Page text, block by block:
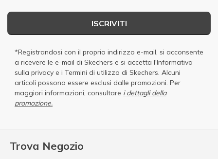
Trova Negozio
ISCRIVITI
*Registrandosi con il proprio indirizzo e-mail, si acconsente
a ricevere le e-mail di Skechers e si accetta l'Informativa
sulla privacy e i Termini di utilizzo di Skechers. Alcuni
articoli possono essere esclusi dalle promozioni. Per
maggiori informazioni, consultare i dettagli della
promozione.